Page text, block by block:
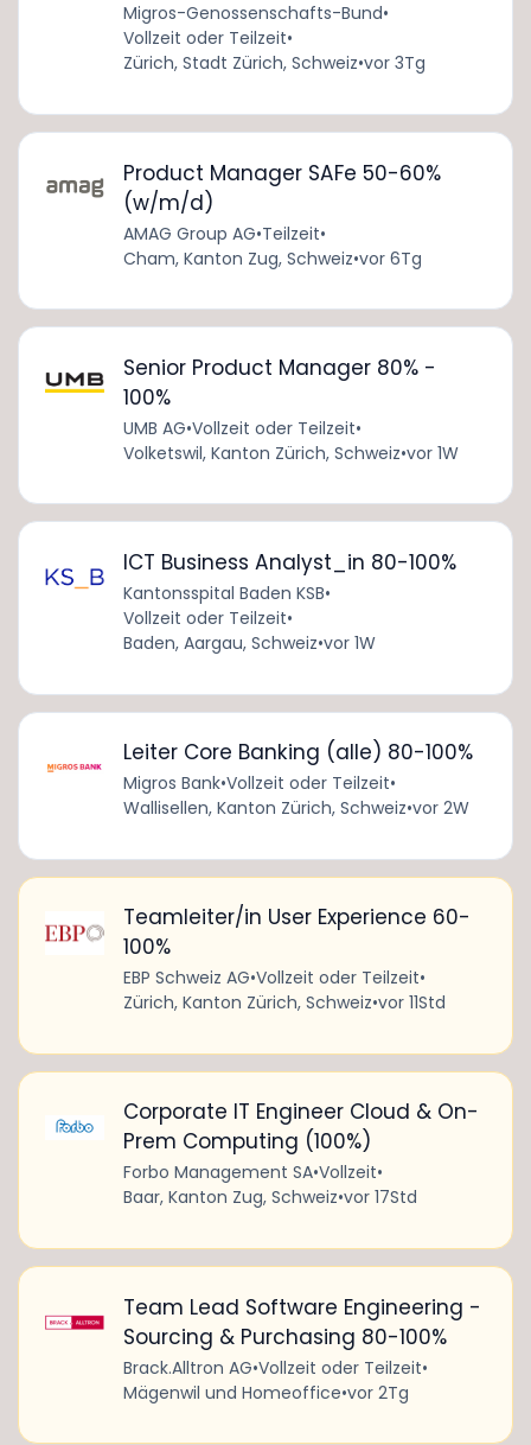
Migros-Genossenschafts-Bund•
Vollzeit oder Teilzeit•
Zürich, Stadt Zürich, Schweiz•vor 3Tg
Product Manager SAFe 50-60%
(w/m/d)
AMAG Group AG•Teilzeit•
Cham, Kanton Zug, Schweiz•vor 6Tg
Senior Product Manager 80% -
100%
UMB AG•Vollzeit oder Teilzeit•
Volketswil, Kanton Zürich, Schweiz•vor 1W
ICT Business Analyst_in 80-100%
Kantonsspital Baden KSB•
Vollzeit oder Teilzeit•
Baden, Aargau, Schweiz•vor 1W
Leiter Core Banking (alle) 80-100%
Migros Bank•Vollzeit oder Teilzeit•
Wallisellen, Kanton Zürich, Schweiz•vor 2W
Teamleiter/in User Experience 60-
100%
EBP Schweiz AG•Vollzeit oder Teilzeit•
Zürich, Kanton Zürich, Schweiz•vor 11Std
Corporate IT Engineer Cloud & On-
Prem Computing (100%)
Forbo Management SA•Vollzeit•
Baar, Kanton Zug, Schweiz•vor 17Std
Team Lead Software Engineering -
Sourcing & Purchasing 80-100%
Brack.Alltron AG•Vollzeit oder Teilzeit•
Mägenwil und Homeoffice•vor 2Tg